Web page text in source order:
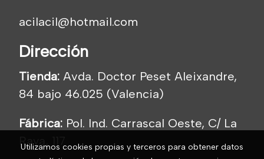
acilacil@hotmail.com
Dirección
Tienda: Avda. Doctor Peset Aleixandre,
84 bajo 46.025 (Valencia)
Fábrica: Pol. Ind. Carrascal Oeste, C/ La
Raya, 117
Utilizamos cookies propias y terceros para obtener datos